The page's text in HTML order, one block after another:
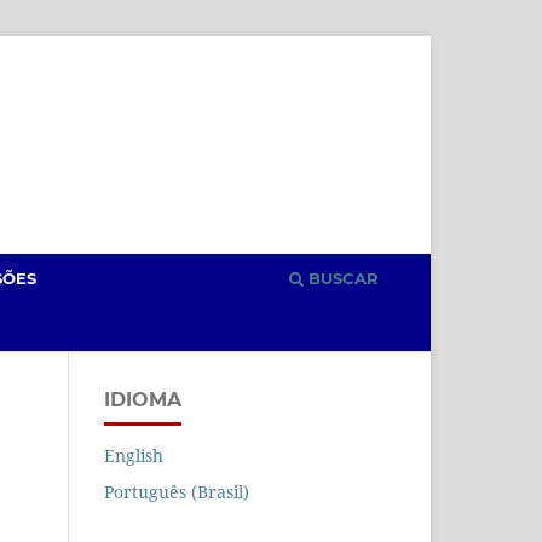
BUSCAR
IDIOMA
English
Português (Brasil)